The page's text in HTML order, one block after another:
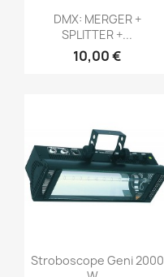
Aperçu rapide
DMX: MERGER +
SPLITTER +...
10,00 €
Aperçu rapide
Stroboscope Geni 2000